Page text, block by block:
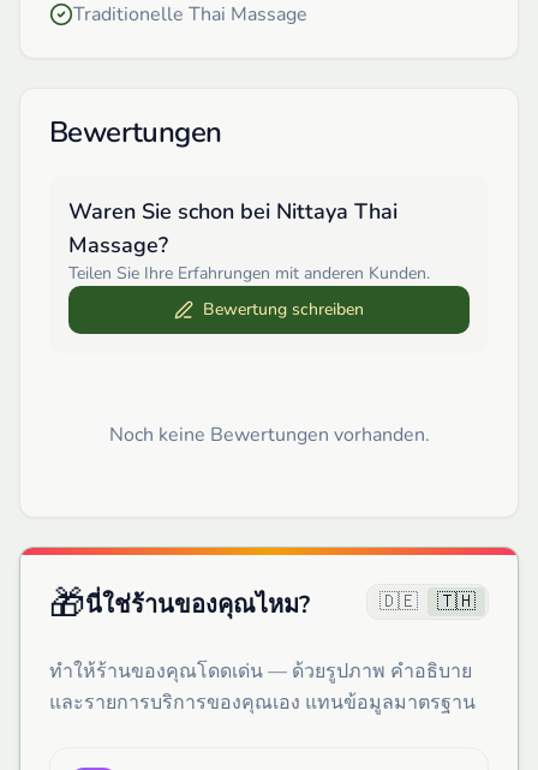
Traditionelle Thai Massage
Bewertungen
Waren Sie schon bei Nittaya Thai
Massage?
Teilen Sie Ihre Erfahrungen mit anderen Kunden.
Bewertung schreiben
Noch keine Bewertungen vorhanden.
🎁นี่ใช่ร้านของคุณไหม? 🇩🇪 🇹🇭
ทำให้ร้านของคุณโดดเด่น — ด้วยรูปภาพ คำอธิบาย
และรายการบริการของคุณเอง แทนข้อมูลมาตรฐาน